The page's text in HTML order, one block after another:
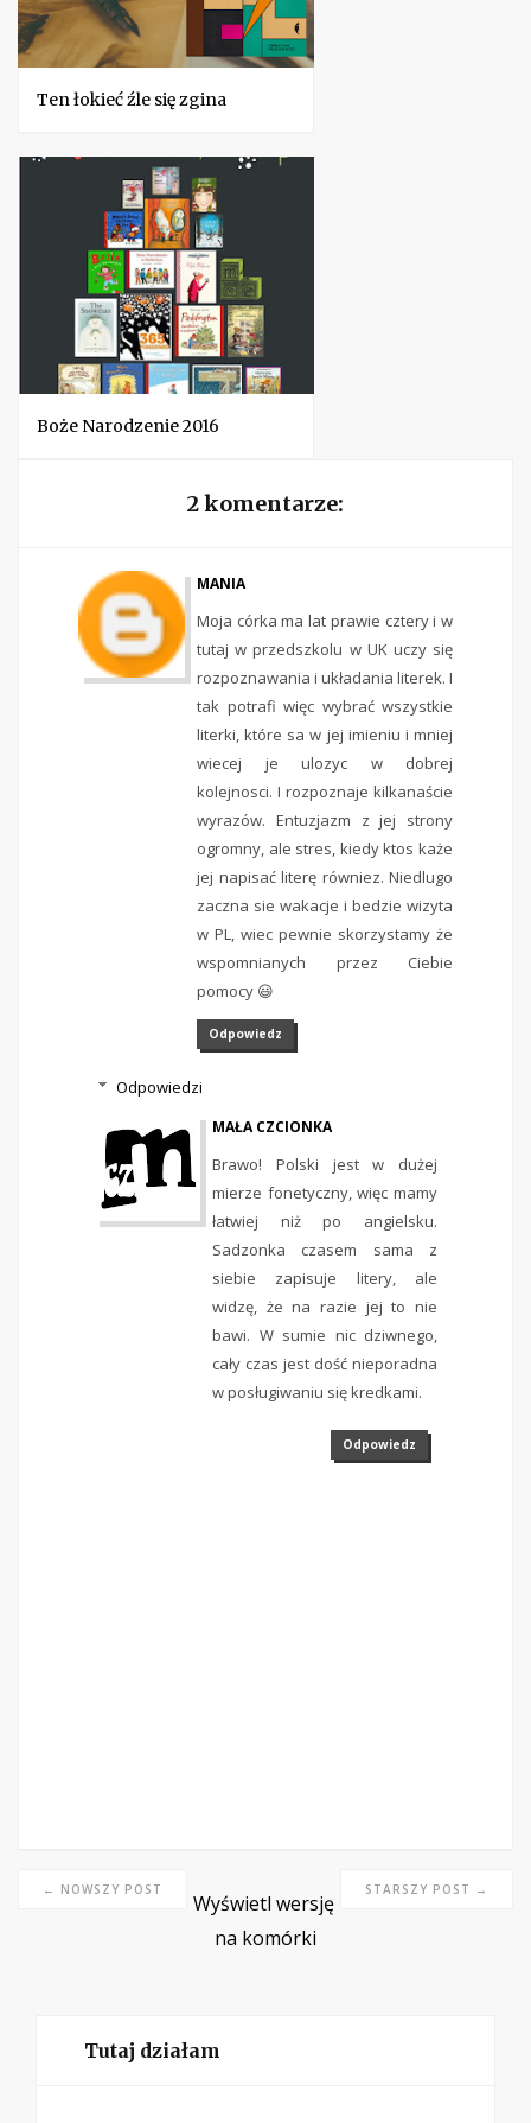
Ten łokieć źle się zgina
Boże Narodzenie 2016
2 komentarze:
MANIA
Moja córka ma lat prawie cztery i w
tutaj w przedszkolu w UK uczy się
rozpoznawania i układania literek. I
tak potrafi więc wybrać wszystkie
literki, które sa w jej imieniu i mniej
wiecej je ulozyc w dobrej
kolejnosci. I rozpoznaje kilkanaście
wyrazów. Entuzjazm z jej strony
ogromny, ale stres, kiedy ktos każe
jej napisać literę równiez. Niedlugo
zaczna sie wakacje i bedzie wizyta
w PL, wiec pewnie skorzystamy że
wspomnianych przez Ciebie
pomocy 😃
Odpowiedz
Odpowiedzi
MAŁA CZCIONKA
Brawo! Polski jest w dużej
mierze fonetyczny, więc mamy
łatwiej niż po angielsku.
Sadzonka czasem sama z
siebie zapisuje litery, ale
widzę, że na razie jej to nie
bawi. W sumie nic dziwnego,
cały czas jest dość nieporadna
w posługiwaniu się kredkami.
Odpowiedz
← NOWSZY POST STARSZY POST →
Wyświetl wersję
na komórki
Tutaj działam